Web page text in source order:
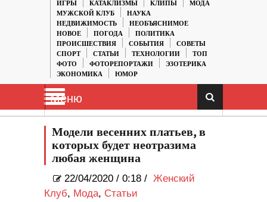
ИГРЫ
КАТАКЛИЗМЫ КЛИПЫ
МОДА
МУЖСКОЙ КЛУБ
НАУКА
НЕДВИЖИМОСТЬ
НЕОБЪЯСНИМОЕ
НОВОЕ
ПОГОДА
ПОЛИТИКА
ПРОИСШЕСТВИЯ
СОБЫТИЯ
СОВЕТЫ
СПОРТ
СТАТЬИ ТЕХНОЛОГИИ
ТОП
ФОТО
ФОТОРЕПОРТАЖИ
ЭЗОТЕРИКА
ЭКОНОМИКА
ЮМОР
Меню
Модели весенних платьев, в
которых будет неотразима
любая женщина
22/04/2020 / 0:18 / Женский
Клуб, Мода, Статьи